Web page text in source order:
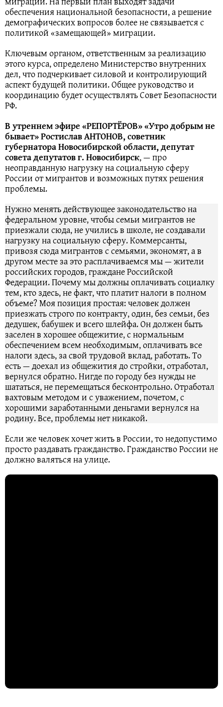
обеспечения национальной безопасности, а решение
демографических вопросов более не связывается с
политикой «замещающей» миграции.
Ключевым органом, ответственным за реализацию
этого курса, определено Министерство внутренних
дел, что подчеркивает силовой и контролирующий
аспект будущей политики. Общее руководство и
координацию будет осуществлять Совет Безопасности
РФ.
В утреннем эфире «РЕПОРТЁРОВ» «Утро добрым не
бывает» Ростислав АНТОНОВ, советник
губернатора Новосибирской области, депутат
совета депутатов г. Новосибирск, — про
неоправданную нагрузку на социальную сферу
России от мигрантов и возможных путях решения
проблемы.
Нужно менять действующее законодательство на
федеральном уровне, чтобы семьи мигрантов не
приезжали сюда, не учились в школе, не создавали
нагрузку на социальную сферу. Коммерсанты,
привозя сюда мигрантов с семьями, экономят, а в
другом месте за это расплачиваемся мы — жители
российских городов, граждане Российской
Федерации. Почему мы должны оплачивать социалку
тем, кто здесь, не факт, что платит налоги в полном
объеме? Моя позиция простая: человек должен
приезжать строго по контракту, один, без семьи, без
дедушек, бабушек и всего шлейфа. Он должен быть
заселен в хорошее общежитие, с нормальным
обеспечением всем необходимым, оплачивать все
налоги здесь, за свой трудовой вклад, работать. То
есть — доехал из общежития до стройки, отработал,
вернулся обратно. Нигде по городу без нужды не
шататься, не перемещаться бесконтрольно. Отработал
вахтовым методом и с уважением, почетом, с
хорошими заработанными деньгами вернулся на
родину. Все, проблемы нет никакой.
Если же человек хочет жить в России, то недопустимо
просто раздавать гражданство. Гражданство России не
должно валяться на улице.